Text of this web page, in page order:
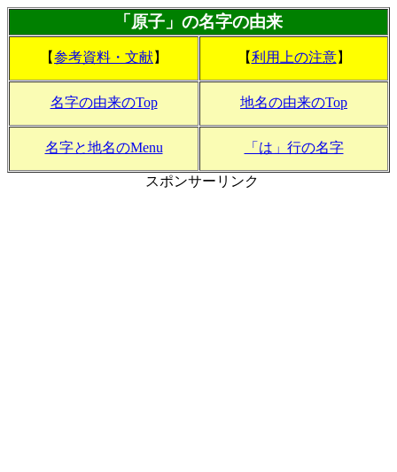
「原子」の名字の由来
【参考資料・文献】 【利用上の注意】
名字の由来のTop 地名の由来のTop
名字と地名のMenu 「は」行の名字
スポンサーリンク